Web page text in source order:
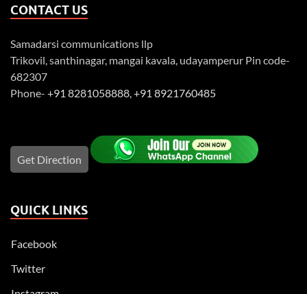
CONTACT US
Samadarsi communications llp
Trikovil, santhinagar, mangai kavala, udayamperur Pin code-
682307
Phone- +91 8281058888,+91 8921760485
Get Direction
QUICK LINKS
Facebook
Twitter